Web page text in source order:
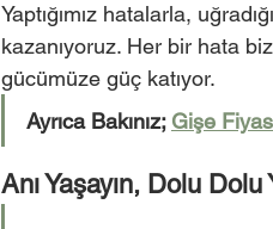
Yaptığımız hatalarla,
kazanıyoruz. Her bir hata
gücümüze güç katıyor.
Ayrıca Bakınız; Gişe
Anı Yaşayın, Dolu Dolu